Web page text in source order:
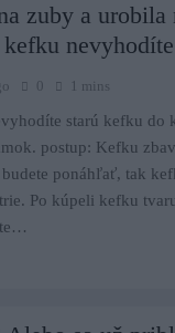
zuby a
0 1 mins
starú kefku do
postup: Kefku
ponáhľať, tak
Po kúpeli kefku